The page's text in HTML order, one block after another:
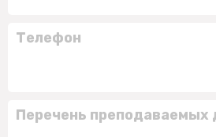
Телефон
Перечень преподаваемых